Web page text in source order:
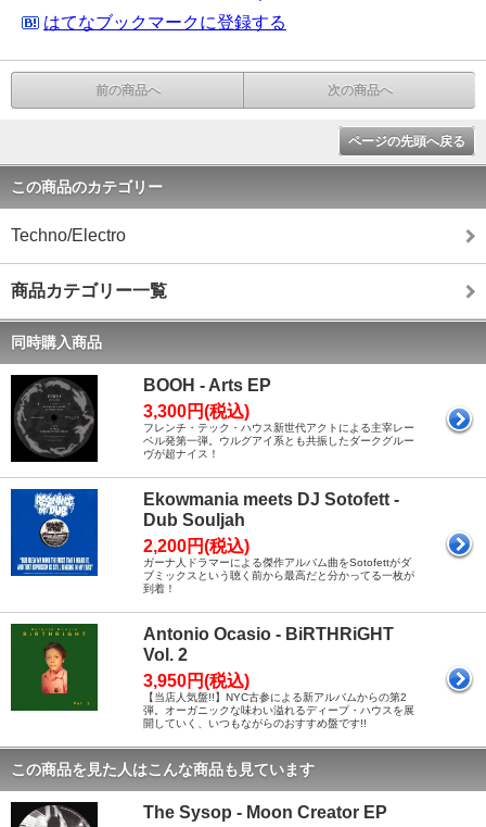
はてなブックマークに登録する
前の商品へ 次の商品へ
ページの先頭へ戻る
この商品のカテゴリー
Techno/Electro
商品カテゴリー一覧
同時購入商品
BOOH - Arts EP
3,300円(税込)
フレンチ・テック・ハウス新世代アクトによる主宰レー
ベル発第一弾。ウルグアイ系とも共振したダークグルー
ヴが超ナイス！
Ekowmania meets DJ Sotofett -
Dub Souljah
2,200円(税込)
ガーナ人ドラマーによる傑作アルバム曲をSotofettがダ
ブミックスという聴く前から最高だと分かってる一枚が
到着！
Antonio Ocasio - BiRTHRiGHT
Vol. 2
3,950円(税込)
【当店人気盤!!】NYC古参による新アルバムからの第2
弾。オーガニックな味わい溢れるディープ・ハウスを展
開していく、いつもながらのおすすめ盤です!!
この商品を見た人はこんな商品も見ています
The Sysop - Moon Creator EP